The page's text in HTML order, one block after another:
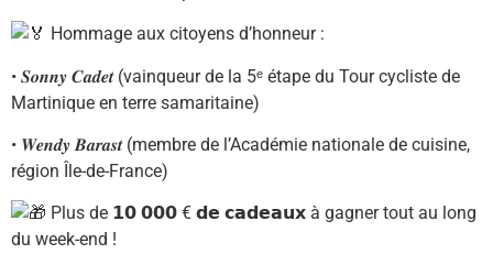
Hommage aux citoyens d’honneur :
• 𝑺𝒐𝒏𝒏𝒚 𝑪𝒂𝒅𝒆𝒕 (vainqueur de la 5ᵉ étape du Tour cycliste de
Martinique en terre samaritaine)
• 𝑾𝒆𝒏𝒅𝒚 𝑩𝒂𝒓𝒂𝒔𝒕 (membre de l’Académie nationale de cuisine,
région Île-de-France)
Plus de 𝟭𝟬 𝟬𝟬𝟬 € 𝗱𝗲 𝗰𝗮𝗱𝗲𝗮𝘂𝘅 à gagner tout au long
du week-end !